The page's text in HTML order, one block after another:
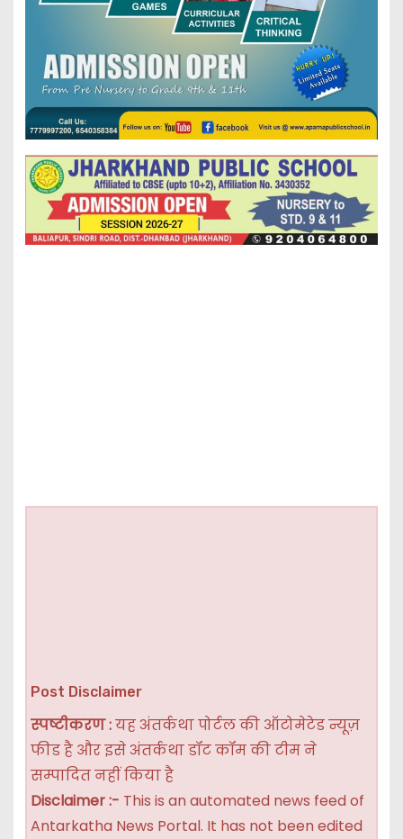
Post Disclaimer
स्पष्टीकरण :यह अंतर्कथा पोर्टल की ऑटोमेटेड न्यूज़
फीड है और इसे अंतर्कथा डॉट कॉम की टीम ने
सम्पादित नहीं किया है
Disclaimer :- This is an automated news feed of
Antarkatha News Portal. It has not been edited